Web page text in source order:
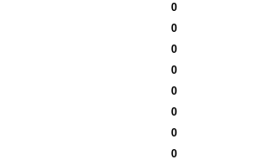
0
0
0
0
0
0
0
0